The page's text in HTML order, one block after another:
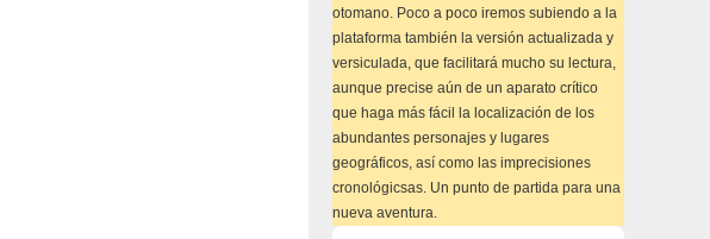
otomano. Poco a poco iremos subiendo a la
plataforma también la versión actualizada y
versiculada, que facilitará mucho su lectura,
aunque precise aún de un aparato crítico
que haga más fácil la localización de los
abundantes personajes y lugares
geográficos, así como las imprecisiones
cronológicsas. Un punto de partida para una
nueva aventura.